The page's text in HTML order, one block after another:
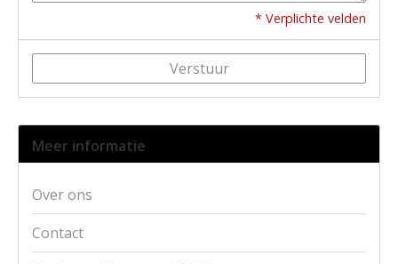
* Verplichte velden
Verstuur
Meer informatie
Over ons
Contact